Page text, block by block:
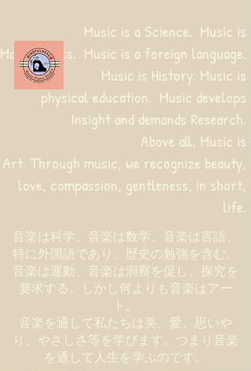
音楽は科学、音楽は数学、音楽は言語、
特に外国語であり、歴史の勉強を含む。
音楽は運動、音楽は洞察を促し、探究を
要求する。しかし何よりも音楽はアー
ト。
音楽を通して私たちは美、愛、思いや
り、やさしさ等を学びます。つまり音楽
を通して人生を学ぶのです。
Music is a Science. Music is
Mathematics. Music is a foreign language.
Music is History. Music is
physical education. Music develops
Insight and demands Research.
Above all, Music is
Art. Through music, we recognize beauty,
love, compassion, gentleness, in short,
life.